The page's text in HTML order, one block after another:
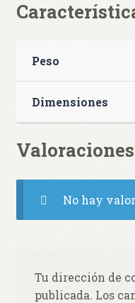
Peso
Dimensiones
Valoraciones
No hay
Tu dirección de
publicada. Los